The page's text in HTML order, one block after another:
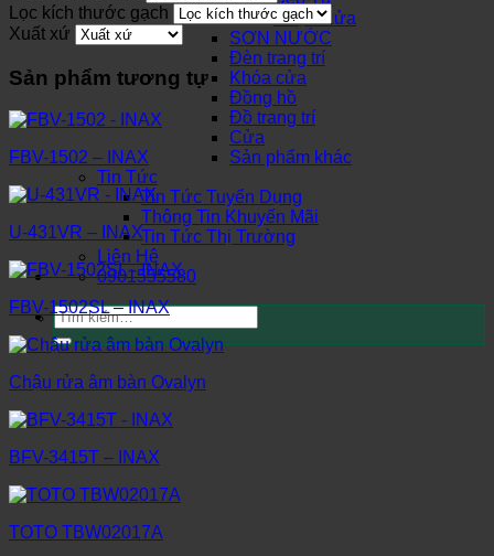
Chậu Rửa
SƠN NƯỚC
Đèn trang trí
Khóa cửa
Đồng hồ
Đồ trang trí
Cửa
Sản phẩm khác
Tin Tức
Tin Tức Tuyển Dụng
Thông Tin Khuyến Mãi
Tin Tức Thị Trường
Liên Hệ
0901555580
Tìm
kiếm:
Lọc kích thước gạch
Xuất xứ
Sản phẩm tương tự
FBV-1502 – INAX
U-431VR – INAX
FBV-1502SL – INAX
Chậu rửa âm bàn Ovalyn
BFV-3415T – INAX
TOTO TBW02017A